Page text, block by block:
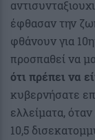
έφθασαν την
φθάνουν για
προσπαθεί να
ότι πρέπει να
κυβερνήσατε
ελλείματα,
10,5